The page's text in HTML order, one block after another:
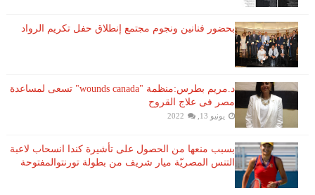
بحضور فنانين ونجوم مجتمع إنطلاق حفل تكريم الرواد
د.مريم بطرس:منظمة "wounds canada" تسعى لمساعدة
مصر فى علاج القروح
يونيو 13, 2022
بسبب منعها من الحصول على تأشيرة كندا انسحاب لاعبة ​
التنس​ المصريّة ​ميار شريف​ من بطولة ​تورنتو​المفتوحة